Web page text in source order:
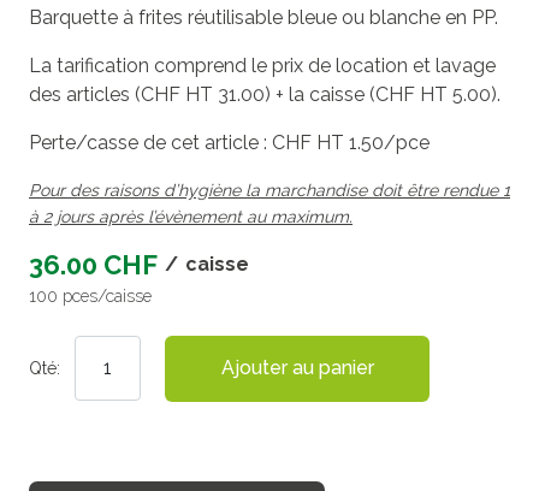
Barquette à frites réutilisable bleue ou blanche en PP.
La tarification comprend le prix de location et lavage
des articles (CHF HT 31.00) + la caisse (CHF HT 5.00).
Perte/casse de cet article : CHF HT 1.50/pce
Pour des raisons d’hygiène la marchandise doit être rendue 1
à 2 jours après l’évènement au maximum.
36.00 CHF / caisse
100 pces/caisse
Qté: Ajouter au panier